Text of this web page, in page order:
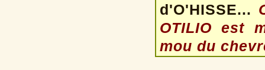
d'O'HISSE...
OTILIO est
mou du